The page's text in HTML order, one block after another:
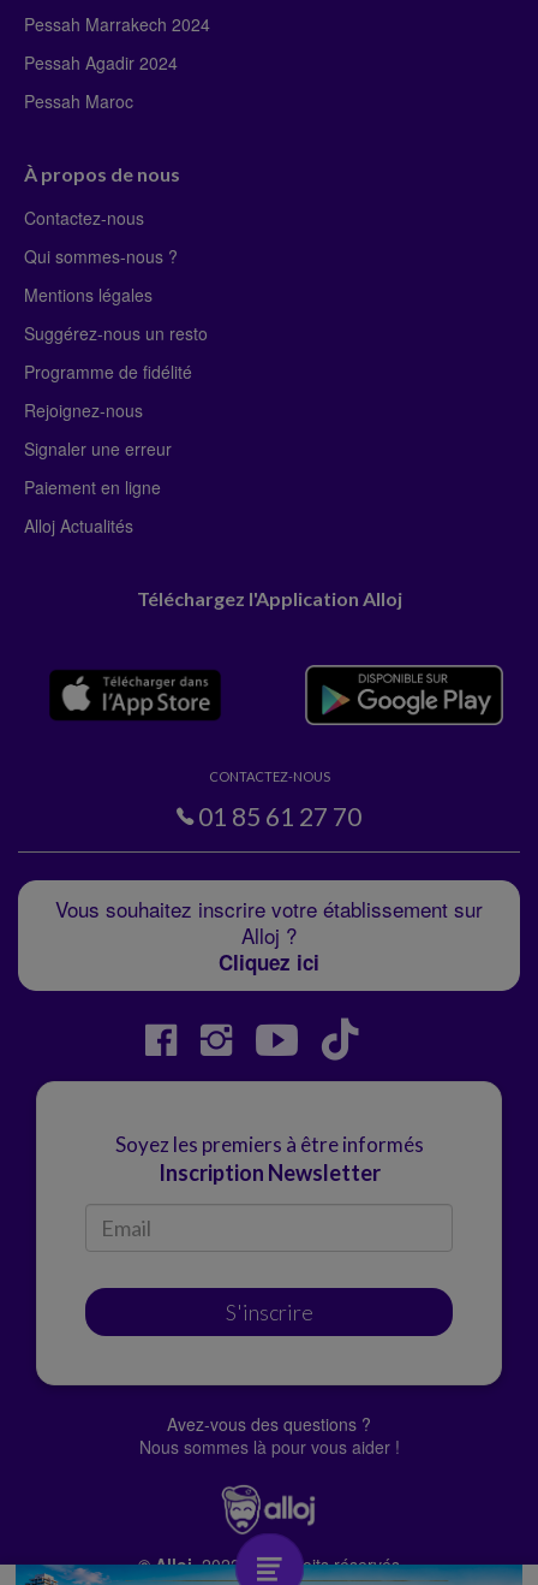
Pessah Marrakech 2024
Pessah Agadir 2024
Pessah Maroc
À propos de nous
Contactez-nous
Qui sommes-nous ?
Mentions légales
Suggérez-nous un resto
Programme de fidélité
Rejoignez-nous
Signaler une erreur
Paiement en ligne
Alloj Actualités
Téléchargez l'Application Alloj
CONTACTEZ-NOUS
01 85 61 27 70
Vous souhaitez inscrire votre établissement sur
Alloj ?
Cliquez ici
Soyez les premiers à être informés
Inscription Newsletter
S'inscrire
Avez-vous des questions ?
Nous sommes là pour vous aider !
© Alloj.2022 Tous droits réservés